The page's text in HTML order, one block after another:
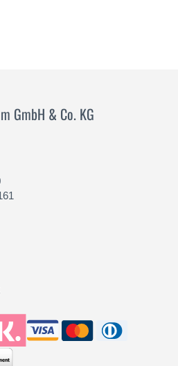
GmbH & Co. KG